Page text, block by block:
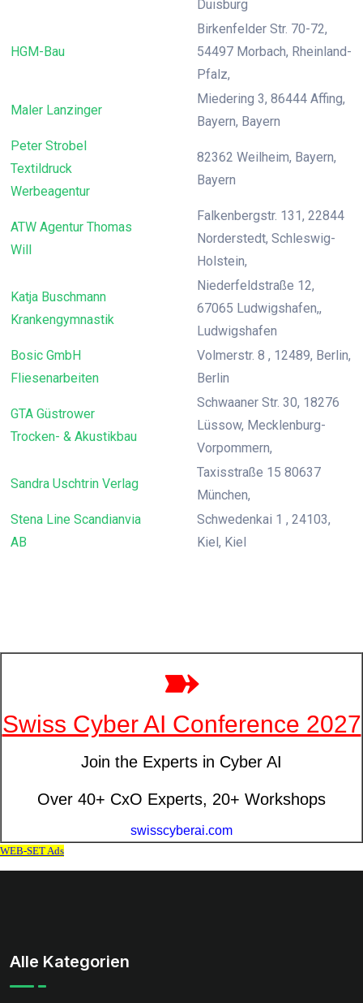
Duisburg
HGM-Bau
Birkenfelder Str. 70-72,
54497 Morbach, Rheinland-
Pfalz,
Maler Lanzinger
Miedering 3, 86444 Affing,
Bayern, Bayern
Peter Strobel
Textildruck
Werbeagentur
82362 Weilheim, Bayern,
Bayern
ATW Agentur Thomas
Will
Falkenbergstr. 131, 22844
Norderstedt, Schleswig-
Holstein,
Katja Buschmann
Krankengymnastik
Niederfeldstraße 12,
67065 Ludwigshafen,,
Ludwigshafen
Bosic GmbH
Fliesenarbeiten
Volmerstr. 8 , 12489, Berlin,
Berlin
GTA Güstrower
Trocken- & Akustikbau
Schwaaner Str. 30, 18276
Lüssow, Mecklenburg-
Vorpommern,
Sandra Uschtrin Verlag
Taxisstraße 15 80637
München,
Stena Line Scandianvia
AB
Schwedenkai 1 , 24103,
Kiel, Kiel
Alle Kategorien